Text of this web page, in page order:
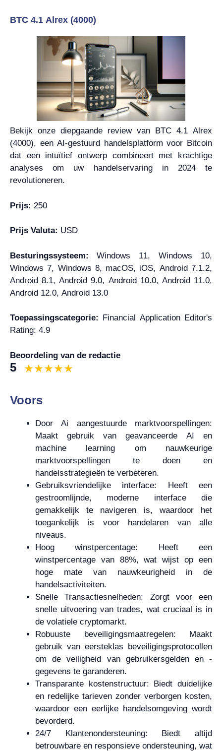
BTC 4.1 Alrex (4000)
Bekijk onze diepgaande review van BTC 4.1 Alrex
(4000), een AI-gestuurd handelsplatform voor Bitcoin
dat een intuïtief ontwerp combineert met krachtige
analyses om uw handelservaring in 2024 te
revolutioneren.
Prijs: 250
Prijs Valuta: USD
Besturingssysteem: Windows 11, Windows 10,
Windows 7, Windows 8, macOS, iOS, Android 7.1.2,
Android 8.1, Android 9.0, Android 10.0, Android 11.0,
Android 12.0, Android 13.0
Toepassingscategorie: Financial Application Editor's
Rating: 4.9
Beoordeling van de redactie
5
Voors
Door Ai aangestuurde marktvoorspellingen:
Maakt gebruik van geavanceerde AI en
machine learning om nauwkeurige
marktvoorspellingen te doen en
handelsstrategieën te verbeteren.
Gebruiksvriendelijke interface: Heeft een
gestroomlijnde, moderne interface die
gemakkelijk te navigeren is, waardoor het
toegankelijk is voor handelaren van alle
niveaus.
Hoog winstpercentage: Heeft een
winstpercentage van 88%, wat wijst op een
hoge mate van nauwkeurigheid in de
handelsactiviteiten.
Snelle Transactiesnelheden: Zorgt voor een
snelle uitvoering van trades, wat cruciaal is in
de volatiele cryptomarkt.
Robuuste beveiligingsmaatregelen: Maakt
gebruik van eersteklas beveiligingsprotocollen
om de veiligheid van gebruikersgelden en -
gegevens te garanderen.
Transparante kostenstructuur: Biedt duidelijke
en redelijke tarieven zonder verborgen kosten,
waardoor een eerlijke handelsomgeving wordt
bevorderd.
24/7 Klantenondersteuning: Biedt altijd
betrouwbare en responsieve ondersteuning, wat